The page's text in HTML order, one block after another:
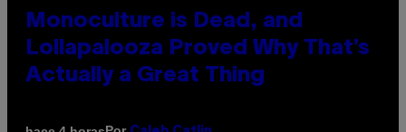
Monoculture is Dead, and
Lollapalooza Proved Why That’s
Actually a Great Thing